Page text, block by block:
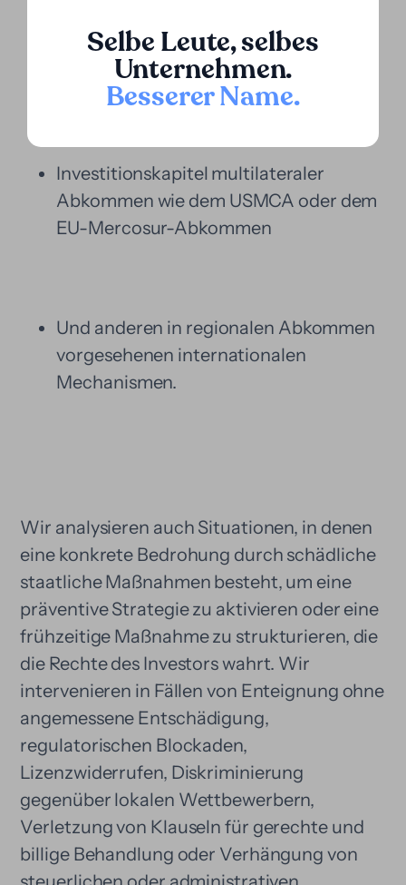
Selbe Leute, selbes
Unternehmen.
Besserer Name.
Bilaterale Investitionsverträge
Investitionskapitel multilateraler
Abkommen wie dem USMCA oder dem
EU-Mercosur-Abkommen
Und anderen in regionalen Abkommen
vorgesehenen internationalen
Mechanismen.
Wir analysieren auch Situationen, in denen
eine konkrete Bedrohung durch schädliche
staatliche Maßnahmen besteht, um eine
präventive Strategie zu aktivieren oder eine
frühzeitige Maßnahme zu strukturieren, die
die Rechte des Investors wahrt. Wir
intervenieren in Fällen von Enteignung ohne
angemessene Entschädigung,
regulatorischen Blockaden,
Lizenzwiderrufen, Diskriminierung
gegenüber lokalen Wettbewerbern,
Verletzung von Klauseln für gerechte und
billige Behandlung oder Verhängung von